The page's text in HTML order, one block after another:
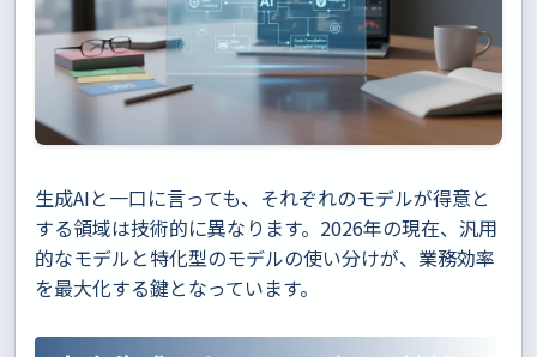
生成AIと一口に言っても、それぞれのモデルが得意と
する領域は技術的に異なります。2026年の現在、汎用
的なモデルと特化型のモデルの使い分けが、業務効率
を最大化する鍵となっています。